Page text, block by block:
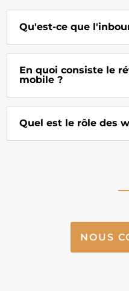
Qu'est-ce que
En quoi consiste le
mobile ?
Quel est le rôle des
NOUS